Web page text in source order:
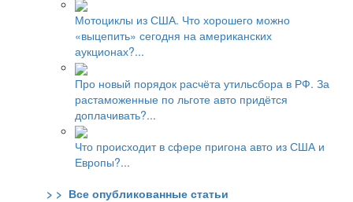
Мотоциклы из США. Что хорошего можно
«выцепить» сегодня на американских
аукционах?...
Про новый порядок расчёта утильсбора в РФ. За
растаможенные по льготе авто придётся
доплачивать?...
Что происходит в сфере пригона авто из США и
Европы?...
> > Все опубликованные статьи